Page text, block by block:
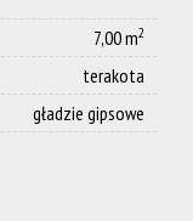
7,00 m2
terakota
gładzie gipsowe